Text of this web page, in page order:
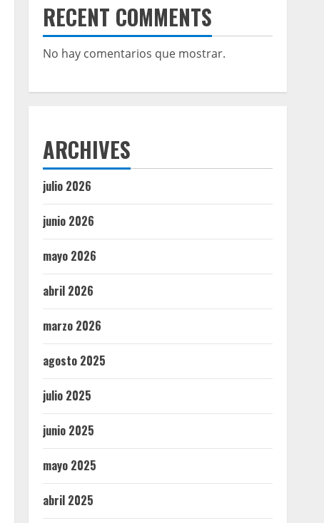
RECENT COMMENTS
No hay comentarios que mostrar.
ARCHIVES
julio 2026
junio 2026
mayo 2026
abril 2026
marzo 2026
agosto 2025
julio 2025
junio 2025
mayo 2025
abril 2025